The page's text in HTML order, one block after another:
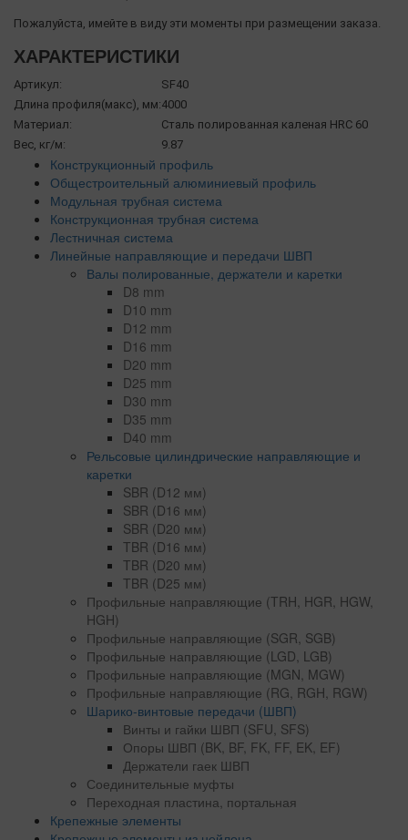
Пожалуйста, имейте в виду эти моменты при размещении заказа.
ХАРАКТЕРИСТИКИ
Артикул:
SF40
Длина профиля(макс), мм:4000
Материал:
Сталь полированная каленая HRC 60
Вес, кг/м:
9.87
Конструкционный профиль
Общестроительный алюминиевый профиль
Модульная трубная система
Конструкционная трубная система
Лестничная система
Линейные направляющие и передачи ШВП
Валы полированные, держатели и каретки
D8 mm
D10 mm
D12 mm
D16 mm
D20 mm
D25 mm
D30 mm
D35 mm
D40 mm
Рельсовые цилиндрические направляющие и
каретки
SBR (D12 мм)
SBR (D16 мм)
SBR (D20 мм)
TBR (D16 мм)
TBR (D20 мм)
TBR (D25 мм)
Профильные направляющие (TRH, HGR, HGW,
HGH)
Профильные направляющие (SGR, SGB)
Профильные направляющие (LGD, LGB)
Профильные направляющие (MGN, MGW)
Профильные направляющие (RG, RGH, RGW)
Шарико-винтовые передачи (ШВП)
Винты и гайки ШВП (SFU, SFS)
Опоры ШВП (BK, BF, FK, FF, EK, EF)
Держатели гаек ШВП
Соединительные муфты
Переходная пластина, портальная
Крепежные элементы